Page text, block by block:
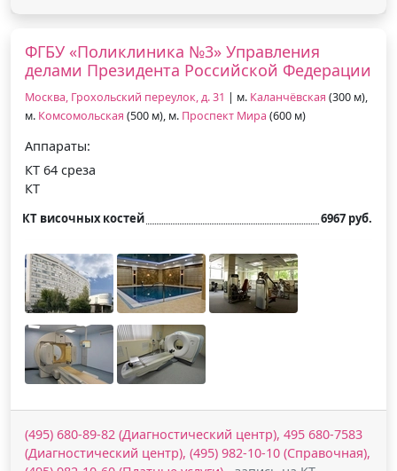
ФГБУ «Поликлиника №3» Управления
делами Президента Российской Федерации
Москва, Грохольский переулок, д. 31 | м. Каланчёвская (300 м),
м. Комсомольская (500 м), м. Проспект Мира (600 м)
Аппараты:
КТ 64 среза
КТ
КТ височных костей 6967 руб.
(495) 680-89-82 (Диагностический центр), 495 680-7583
(Диагностический центр), (495) 982-10-10 (Справочная),